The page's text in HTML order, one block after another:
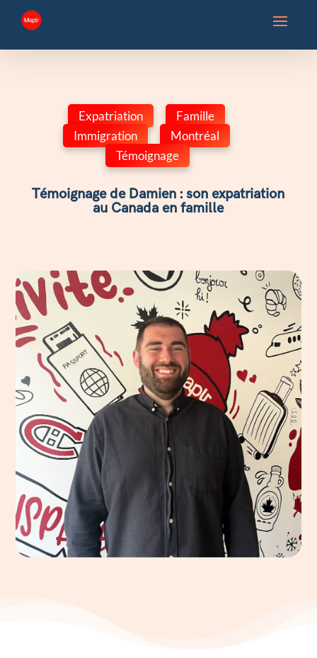
Expatriation Famille
,
Immigration
Montréal
,
Témoignage
Témoignage de Damien : son expatriation
au Canada en famille